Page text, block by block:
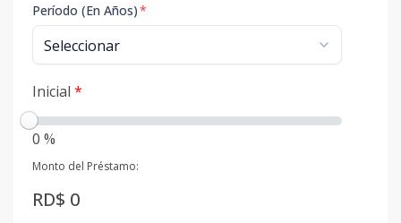
Período (En Años)*
Inicial *
0 %
Monto del Préstamo:
RD$ 0